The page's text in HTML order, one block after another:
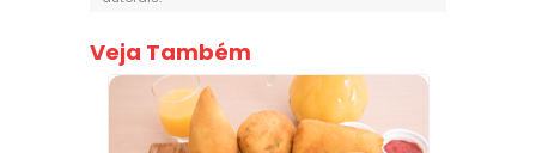
Veja Também